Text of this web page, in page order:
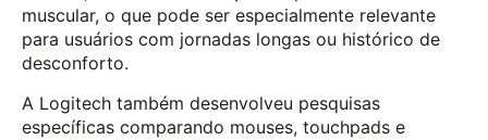
muscular, o que pode ser especialmente relevante
para usuários com jornadas longas ou histórico de
desconforto.
A Logitech também desenvolveu pesquisas
específicas comparando mouses, touchpads e